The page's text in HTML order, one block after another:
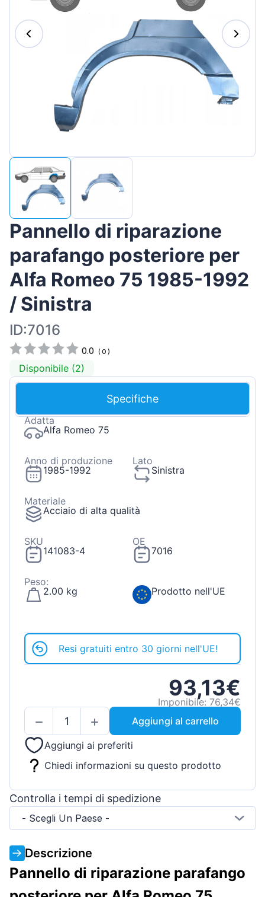
Magyar
Lietuvių
Pannello di riparazione
parafango posteriore per
Alfa Romeo 75 1985-1992
/ Sinistra
ID:7016
0.0 (0 )
Disponibile (2)
Specifiche
Adatta
Alfa Romeo 75
Anno di produzione
1985-1992
Lato
Sinistra
Materiale
Acciaio di alta qualità
SKU
141083-4
OE
7016
Peso:
2.00 kg
Prodotto nell'UE
Resi gratuiti entro 30 giorni nell'UE!
93,13€
Imponibile: 76,34€
Aggiungi al carrello
Aggiungi ai preferiti
Chiedi informazioni su questo prodotto
Controlla i tempi di spedizione
- Scegli Un Paese -
Descrizione
Pannello di riparazione parafango